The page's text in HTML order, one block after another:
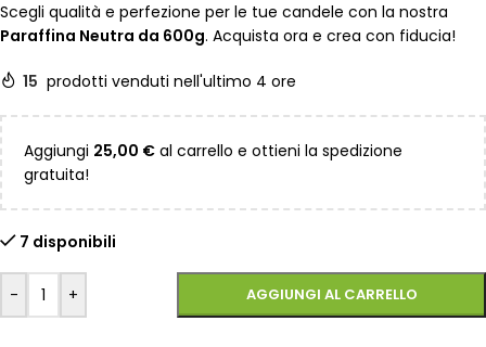
Scegli qualità e perfezione per le tue candele con la nostra
Paraffina Neutra da 600g. Acquista ora e crea con fiducia!
15 prodotti venduti nell'ultimo 4 ore
Aggiungi 25,00 € al carrello e ottieni la spedizione
gratuita!
7 disponibili
- + AGGIUNGI AL CARRELLO